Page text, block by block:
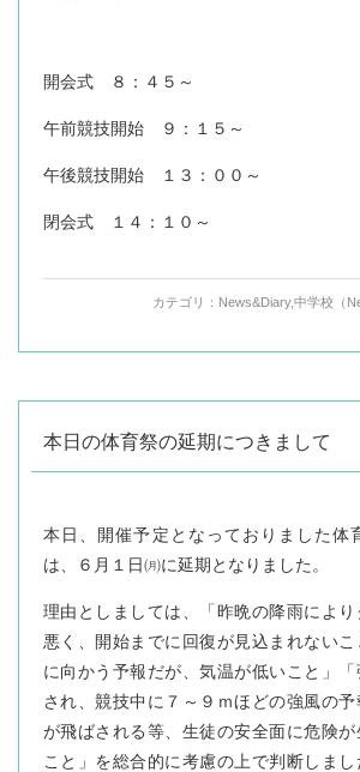
開会式 ８：４５～
午前競技開始 ９：１５～
午後競技開始 １３：００～
閉会式 １４：１０～
カテゴリ： News&Diary,中学校（
本日の体育祭の延期につきまして
本日、開催予定となっておりました体
は、６月１日㈪に延期となりました。
理由としましては、「昨晩の降雨によ
悪く、開始までに回復が見込まれない
に向かう予報だが、気温が低いこと」
され、競技中に７～９ｍほどの強風の予
が飛ばされる等、生徒の安全面に危険が
こと」を総合的に考慮の上で判断しま